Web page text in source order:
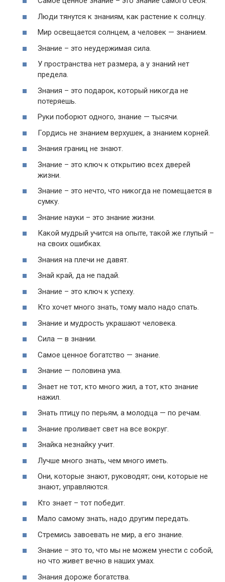
Люди тянутся к знаниям, как растение к солнцу.
Мир освещается солнцем, а человек — знанием.
Знание – это неудержимая сила.
У пространства нет размера, а у знаний нет
предела.
Знания – это подарок, который никогда не
потеряешь.
Руки поборют одного, знание — тысячи.
Гордись не знанием верхушек, а знанием корней.
Знания границ не знают.
Знание – это ключ к открытию всех дверей
жизни.
Знание – это нечто, что никогда не помещается в
сумку.
Знание науки – это знание жизни.
Какой мудрый учится на опыте, такой же глупый –
на своих ошибках.
Знания на плечи не давят.
Знай край, да не падай.
Знание – это ключ к успеху.
Кто хочет много знать, тому мало надо спать.
Знание и мудрость украшают человека.
Сила — в знании.
Самое ценное богатство — знание.
Знание — половина ума.
Знает не тот, кто много жил, а тот, кто знание
нажил.
Знать птицу по перьям, а молодца — по речам.
Знание проливает свет на все вокруг.
Знайка незнайку учит.
Лучше много знать, чем много иметь.
Они, которые знают, руководят; они, которые не
знают, управляются.
Кто знает – тот победит.
Мало самому знать, надо другим передать.
Стремись завоевать не мир, а его знание.
Знание – это то, что мы не можем унести с собой,
но что живет вечно в наших умах.
Знания дороже богатства.